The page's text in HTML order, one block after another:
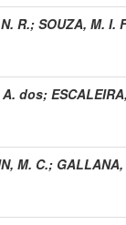
R.; SOUZA, M. I.
A. dos;
M. C.;